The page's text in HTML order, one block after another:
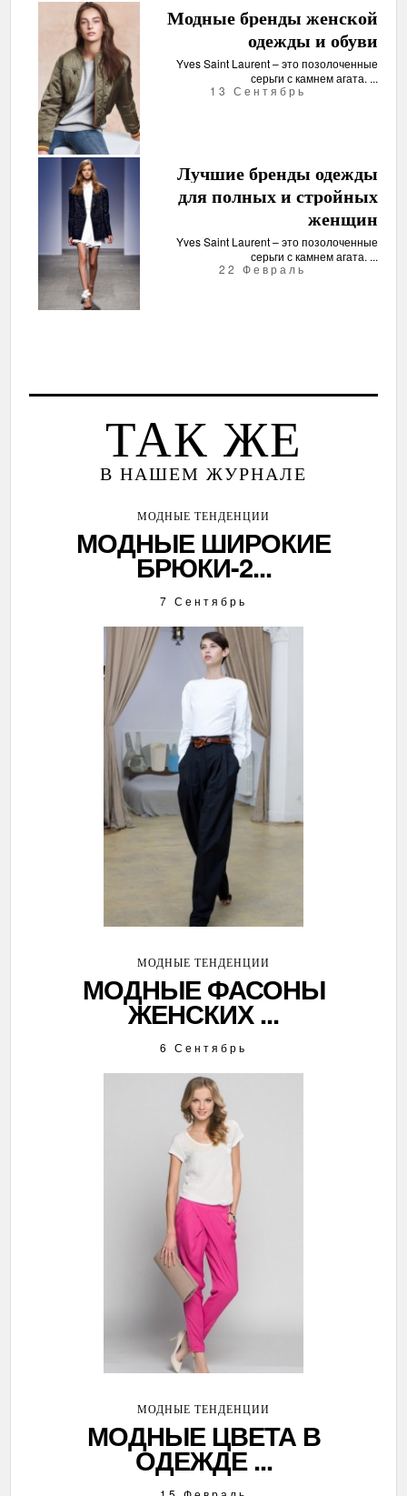
Модные бренды женской
одежды и обуви
Yves Saint Laurent – это позолоченные
серьги с камнем агата. ...
13 Сентябрь
Лучшие бренды одежды
для полных и стройных
женщин
Yves Saint Laurent – это позолоченные
серьги с камнем агата. ...
22 Февраль
ТАК ЖЕ
В НАШЕМ ЖУРНАЛЕ
МОДНЫЕ ТЕНДЕНЦИИ
МОДНЫЕ ШИРОКИЕ
БРЮКИ-2...
7 Сентябрь
МОДНЫЕ ТЕНДЕНЦИИ
МОДНЫЕ ФАСОНЫ
ЖЕНСКИХ ...
6 Сентябрь
МОДНЫЕ ТЕНДЕНЦИИ
МОДНЫЕ ЦВЕТА В
ОДЕЖДЕ ...